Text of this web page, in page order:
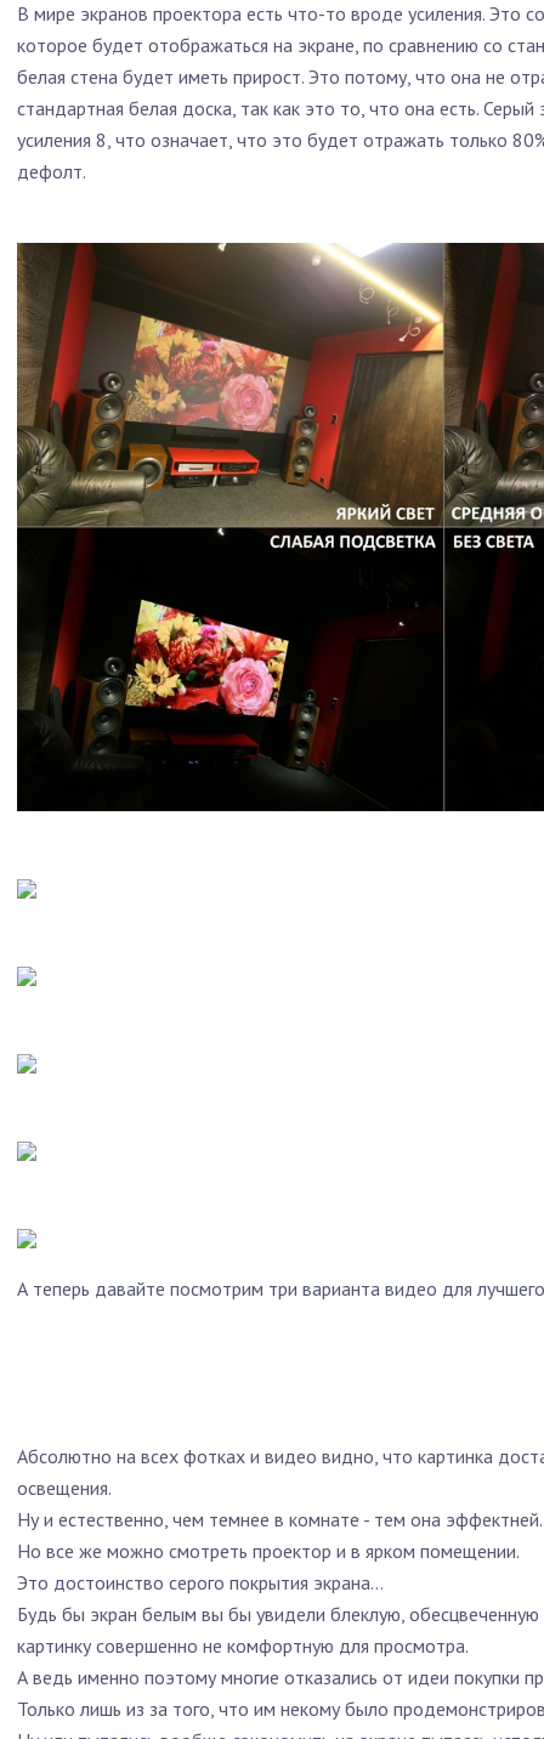
В мире экранов проектора есть что-то вроде усиления. Это
которое будет отображаться на экране, по сравнению со
белая стена будет иметь прирост. Это потому, что она не
стандартная белая доска, так как это то, что она есть.
усиления 8, что означает, что это будет отражать только
дефолт.
А теперь давайте посмотрим три варианта видео для
Абсолютно на всех фотках и видео видно, что картинка
освещения.
Ну и естественно, чем темнее в комнате - тем она эффектней.
Но все же можно смотреть проектор и в ярком помещении.
Это достоинство серого покрытия экрана…
Будь бы экран белым вы бы увидели блеклую, обесцвеченную
картинку совершенно не комфортную для просмотра.
А ведь именно поэтому многие отказались от идеи покупки
Только лишь из за того, что им некому было